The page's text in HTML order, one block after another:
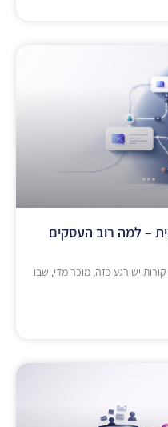
– למה רוב העסקים
קורות יש רגע כזה, מוכר מדי, שבו